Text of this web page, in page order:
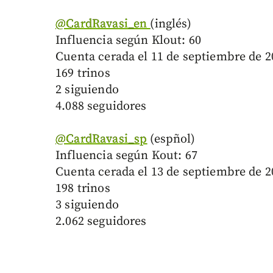
@CardRavasi_en(inglés)
Influencia según Klout: 60
Cuenta cerada el 11 de septiembre de
169 trinos
2 siguiendo
4.088 seguidores
@CardRavasi_sp(espñol)
Influencia según Kout: 67
Cuenta cerada el 13 de septiembre de
198 trinos
3 siguiendo
2.062 seguidores